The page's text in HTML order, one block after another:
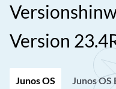
Version
Junos OS Junos OS